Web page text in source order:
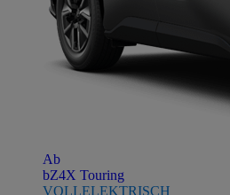
Ab
bZ4X Touring
VOLLELEKTRISCH